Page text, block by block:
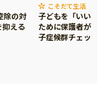
除の対
える
こそだて生活
子どもを「いい
ために保護者が
子症候群チェッ